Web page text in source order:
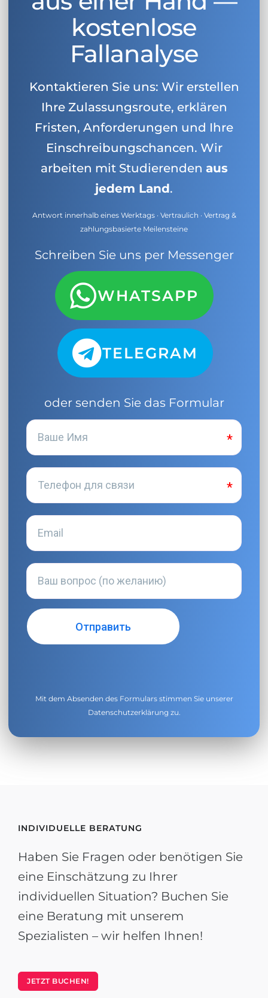
kostenlose
Fallanalyse
Kontaktieren Sie uns: Wir erstellen
Ihre Zulassungsroute, erklären
Fristen, Anforderungen und Ihre
Einschreibungschancen. Wir
arbeiten mit Studierenden aus
jedem Land.
Antwort innerhalb eines Werktags · Vertraulich · Vertrag &
zahlungsbasierte Meilensteine
Schreiben Sie uns per Messenger
WHATSAPP
TELEGRAM
oder senden Sie das Formular
Mit dem Absenden des Formulars stimmen Sie unserer
Datenschutzerklärung zu.
INDIVIDUELLE BERATUNG
Haben Sie Fragen oder benötigen Sie
eine Einschätzung zu Ihrer
individuellen Situation? Buchen Sie
eine Beratung mit unserem
Spezialisten – wir helfen Ihnen!
JETZT BUCHEN!